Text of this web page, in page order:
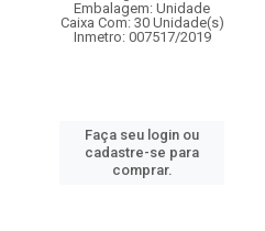
Embalagem: Unidade
Caixa Com: 30 Unidade(s)
Inmetro: 007517/2019
Faça seu login ou
cadastre-se para
comprar.